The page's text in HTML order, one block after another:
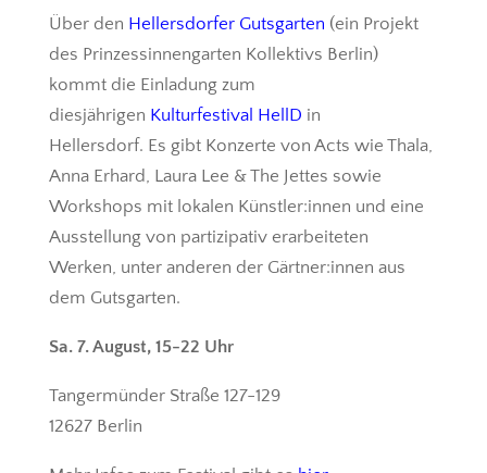
Über den Hellersdorfer Gutsgarten (ein Projekt
des Prinzessinnengarten Kollektivs Berlin)
kommt die Einladung zum
diesjährigen Kulturfestival HellD in
Hellersdorf. Es gibt Konzerte von Acts wie Thala,
Anna Erhard, Laura Lee & The Jettes sowie
Workshops mit lokalen Künstler:innen und eine
Ausstellung von partizipativ erarbeiteten
Werken, unter anderen der Gärtner:innen aus
dem Gutsgarten.
Sa. 7. August, 15-22 Uhr
Tangermünder Straße 127-129
12627 Berlin